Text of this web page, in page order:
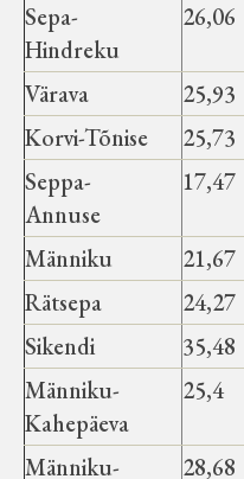
Sepa-
Hindreku
26,06
Värava 25,93
Korvi-Tõnise
25,73
Seppa-
Annuse
17,47
Männiku 21,67
Rätsepa
24,27
Sikendi
35,48
Männiku-
Kahepäeva
25,4
Männiku- 28,68